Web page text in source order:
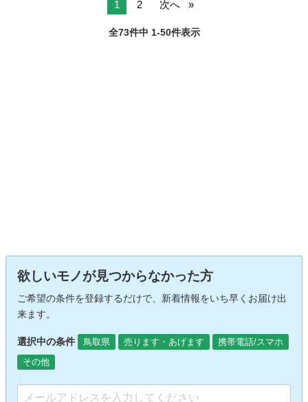
1 2 次へ
全73件中 1-50件表示
欲しいモノが見つからなかった方
ご希望の条件を登録するだけで、新着情報をいち早くお届け出
来ます。
選択中の条件 鳥取県 売ります・あげます
携帯電話/スマホ
その他